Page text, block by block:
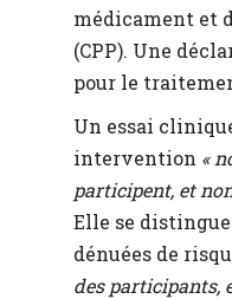
médicament et
(CPP). Une
pour le
Un essai
intervention «
participent, et
Elle se distingue
dénuées de
des participants,